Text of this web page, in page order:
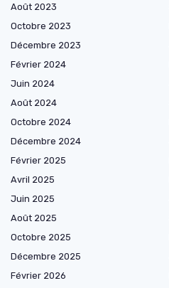
Août 2023
Octobre 2023
Décembre 2023
Février 2024
Juin 2024
Août 2024
Octobre 2024
Décembre 2024
Février 2025
Avril 2025
Juin 2025
Août 2025
Octobre 2025
Décembre 2025
Février 2026